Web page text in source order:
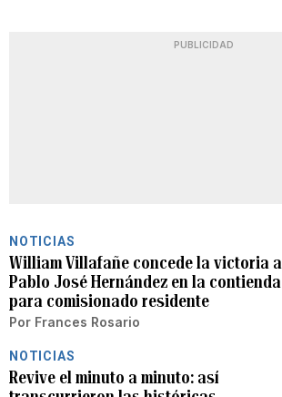
PUBLICIDAD
NOTICIAS
William Villafañe concede la victoria a
Pablo José Hernández en la contienda
para comisionado residente
Por Frances Rosario
NOTICIAS
Revive el minuto a minuto: así